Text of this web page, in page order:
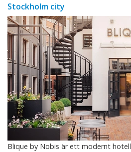
Stockholm city
Blique by Nobis är ett modernt